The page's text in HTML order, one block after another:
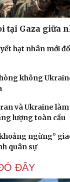
tại Gaza giữa
hạt nhân mới
không
và Ukraine
lượng toàn cầu
ngừng”
quân sự
ĐÂY